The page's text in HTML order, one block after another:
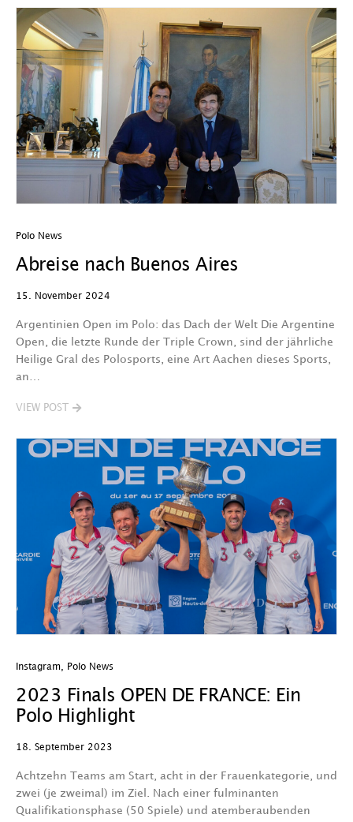
Polo News
Abreise nach Buenos Aires
15. November 2024
Argentinien Open im Polo: das Dach der Welt Die Argentine
Open, die letzte Runde der Triple Crown, sind der jährliche
Heilige Gral des Polosports, eine Art Aachen dieses Sports,
an…
VIEW POST
Instagram Polo News
2023 Finals OPEN DE FRANCE: Ein
Polo Highlight
18. September 2023
Achtzehn Teams am Start, acht in der Frauenkategorie, und
zwei (je zweimal) im Ziel. Nach einer fulminanten
Qualifikationsphase (50 Spiele) und atemberaubenden